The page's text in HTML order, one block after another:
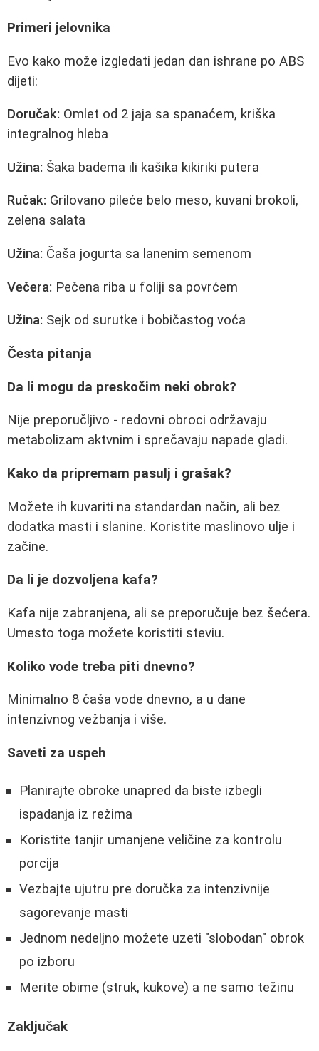
Primeri jelovnika
Evo kako može izgledati jedan dan ishrane po ABS
dijeti:
Doručak: Omlet od 2 jaja sa spanaćem, kriška
integralnog hleba
Užina: Šaka badema ili kašika kikiriki putera
Ručak: Grilovano pileće belo meso, kuvani brokoli,
zelena salata
Užina: Čaša jogurta sa lanenim semenom
Večera: Pečena riba u foliji sa povrćem
Užina: Sejk od surutke i bobičastog voća
Česta pitanja
Da li mogu da preskočim neki obrok?
Nije preporučljivo - redovni obroci održavaju
metabolizam aktvnim i sprečavaju napade gladi.
Kako da pripremam pasulj i grašak?
Možete ih kuvariti na standardan način, ali bez
dodatka masti i slanine. Koristite maslinovo ulje i
začine.
Da li je dozvoljena kafa?
Kafa nije zabranjena, ali se preporučuje bez šećera.
Umesto toga možete koristiti steviu.
Koliko vode treba piti dnevno?
Minimalno 8 čaša vode dnevno, a u dane
intenzivnog vežbanja i više.
Saveti za uspeh
Planirajte obroke unapred da biste izbegli
ispadanja iz režima
Koristite tanjir umanjene veličine za kontrolu
porcija
Vezbajte ujutru pre doručka za intenzivnije
sagorevanje masti
Jednom nedeljno možete uzeti "slobodan" obrok
po izboru
Merite obime (struk, kukove) a ne samo težinu
Zaključak